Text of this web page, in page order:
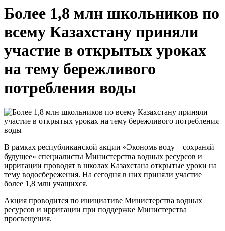
Более 1,8 млн школьников по
всему Казахстану приняли
участие в открытых уроках
на тему бережливого
потребления воды
В рамках республиканской акции «Экономь воду – сохраняй
будущее» специалисты Министерства водных ресурсов и
ирригации проводят в школах Казахстана открытые уроки на
тему водосбережения. На сегодня в них приняли участие
более 1,8 млн учащихся.
Акция проводится по инициативе Министерства водных
ресурсов и ирригации при поддержке Министерства
просвещения.